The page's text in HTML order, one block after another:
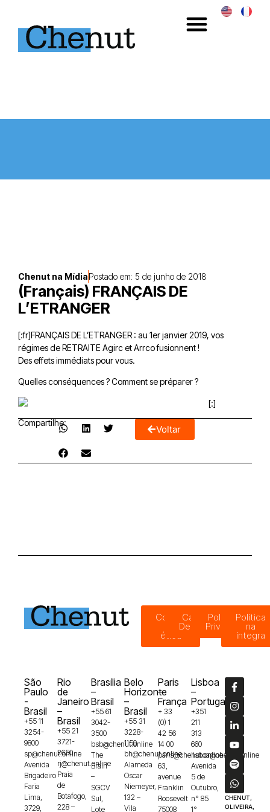
Chenut na MídiaPostado em: 5 de junho de 2018
(Français) FRANÇAIS DE
L’ETRANGER
[:fr]FRANÇAIS DE L’ETRANGER : au 1er janvier 2019, vos
régimes de RETRAITE Agirc et Arrco fusionnent !
Des effets immédiats pour vous.
Quelles conséquences ? Comment se préparer ?
[:]
Compartilhe:
Voltar
Código
ética
Canal de
Denúncias
Política de
Privacidade
Política
na
íntegra
São
Paulo
-
Brasil
+55 11
3254-
9800
sp@chenut.online
Avenida
Brigadeiro
Faria
Lima,
3729,
Rio
de
Janeiro
–
Brasil
+55 21
3721-
2650
rj@chenut.online
Praia
de
Botafogo,
228 –
Brasília
–
Brasil
+55 61
3042-
3500
bsb@chenut.online
The
Brain
–
SGCV
Sul,
Lote
Belo
Horizonte
–
Brasil
+55 31
3228-
1150
bh@chenut.online
Alameda
Oscar
Niemeyer,
132 –
Vila
Paris
–
França
+ 33
(0) 1
42 56
14 00
paris@chenut.online
63,
avenue
Franklin
Roosevelt
75008
Lisboa
–
Portugal
+351
211
313
660
lisboa@chenut.online
Avenida
5 de
Outubro,
n° 85
1°
CHENUT,
OLIVEIRA,